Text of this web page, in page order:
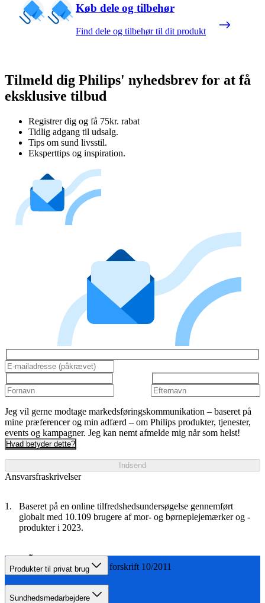
Køb dele og tilbehør
Find dele og tilbehør til dit produkt
Tilmeld dig Philips' nyhedsbrev for at få
eksklusive tilbud
Registrer dig og få 75kr. rabat
Tidlig adgang til udsalg.
Tips om sund livsstil.
Eksperttips og inspiration.
Jeg vil gerne modtage markedsføringskommunikation – baseret på
mine præferencer og min adfærd – om Philips produkter, tjenester,
events og kampagner. Jeg kan nemt afmelde mig når som helst!
Hvad betyder dette?
Indsend
Ansvarsfraskrivelser
Baseret på en online tilfredshedsundersøgelse gennemført
globalt med 10.109 brugere af mor- og børneplejemærker og -
produkter i 2023.
0 % BPA iht. EU forskrift 10/2011
Produkter til privat brug
Sundhedsmedarbejdere